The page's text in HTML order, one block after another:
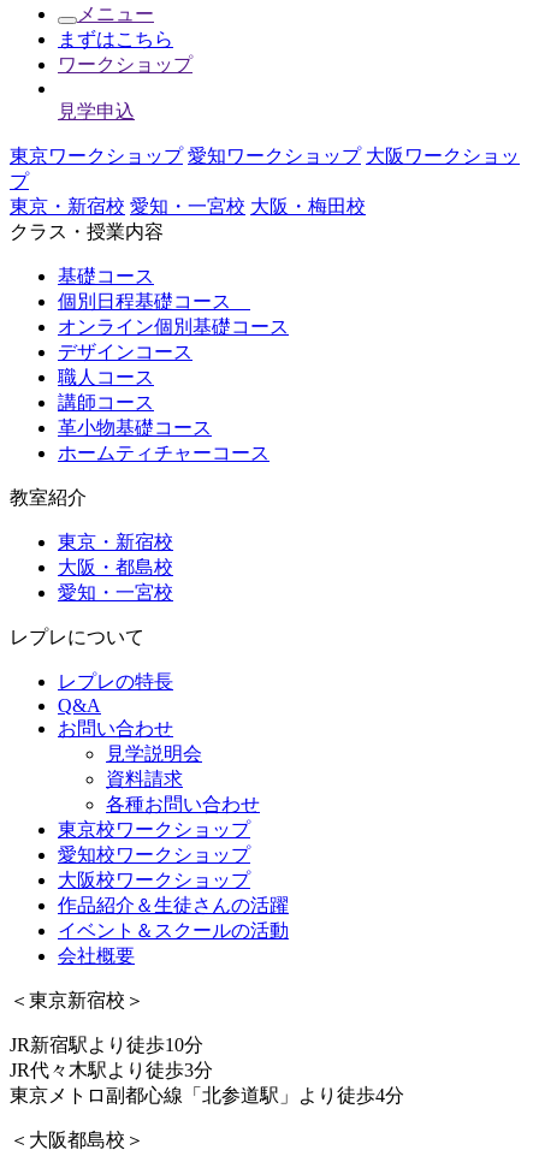
メニュー
まずはこちら
ワークショップ
見学申込
東京ワークショップ 愛知ワークショップ 大阪ワークショッ
プ
東京・新宿校 愛知・一宮校 大阪・梅田校
クラス・授業内容
基礎コース
個別日程基礎コース
オンライン個別基礎コース
デザインコース
職人コース
講師コース
革小物基礎コース
ホームティチャーコース
教室紹介
東京・新宿校
大阪・都島校
愛知・一宮校
レプレについて
レプレの特長
Q&A
お問い合わせ
見学説明会
資料請求
各種お問い合わせ
東京校ワークショップ
愛知校ワークショップ
大阪校ワークショップ
作品紹介＆生徒さんの活躍
イベント＆スクールの活動
会社概要
＜東京新宿校＞
JR新宿駅より徒歩10分
JR代々木駅より徒歩3分
東京メトロ副都心線「北参道駅」より徒歩4分
＜大阪都島校＞